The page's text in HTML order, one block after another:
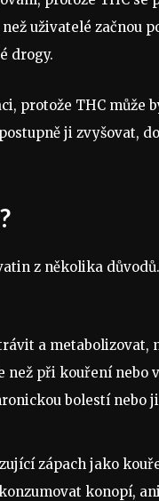
uživatelé začnou
drogy.
protože THC může
ji zvyšovat,
z několika
a metabolizovat,
než při kouření nebo
bolestí nebo
zápach jako
konopí,